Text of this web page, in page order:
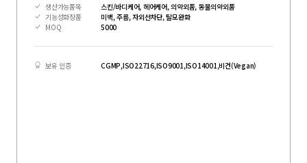
생산가능품목
스킨/바디케어, 헤어케어, 의약외품, 동물의약외품
기능성화장품
미백, 주름, 자외선차단, 탈모완화
MOQ
5000
보유 인증 CGMP,ISO22716,ISO9001,ISO14001,비건(Vegan)